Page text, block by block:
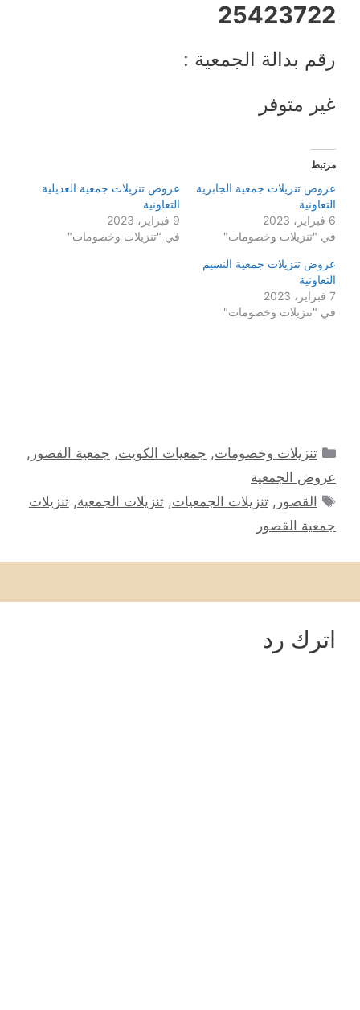
25423722
رقم بدالة الجمعية :
غير متوفر
مرتبط
عروض تنزيلات جمعية الجابرية
التعاونية
6 فبراير، 2023
في "تنزيلات وخصومات"
عروض تنزيلات جمعية العديلية
التعاونية
9 فبراير، 2023
في "تنزيلات وخصومات"
عروض تنزيلات جمعية النسيم
التعاونية
7 فبراير، 2023
في "تنزيلات وخصومات"
التصنيفات
تنزيلات وخصومات, جمعيات الكويت, جمعية القصور ,
عروض الجمعية
الوسوم
القصور ,تنزيلات الجمعيات,تنزيلات الجمعية,تنزيلات
جمعية القصور
اترك رد